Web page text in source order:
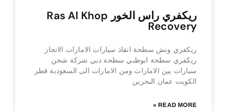
ريكفري راس الخور Ras Al Khop
Recovery
ريكفري ونش سطحة انقاذ سيارات الامارات الانجاز
ريكفري سطحة ابوظبي سطحة دبي شركة شحن
سيارات بين الامارات ومن الامارات الى السعودية قطر
الكويت عمان البحرين
READ MORE »